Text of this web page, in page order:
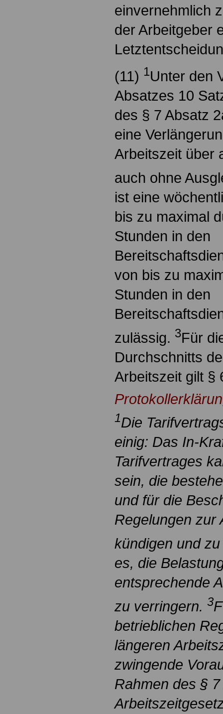
einvernehmlich
der Arbeitgeber
(11) 1Unter den
Absatzes 10
des § 7 Absatz
eine
Arbeitszeit über
auch ohne
ist eine
bis zu maximal
Stunden in den
von bis zu
Stunden in den
zulässig. 3Für
Durchschnitts
Arbeitszeit gilt §
1Die
einig: Das In-
Tarifvertrages
sein, die
und für die
Regelungen zur
kündigen und
es, die
entsprechende
zu verringern. 3
betrieblichen
längeren
zwingende
Rahmen des §